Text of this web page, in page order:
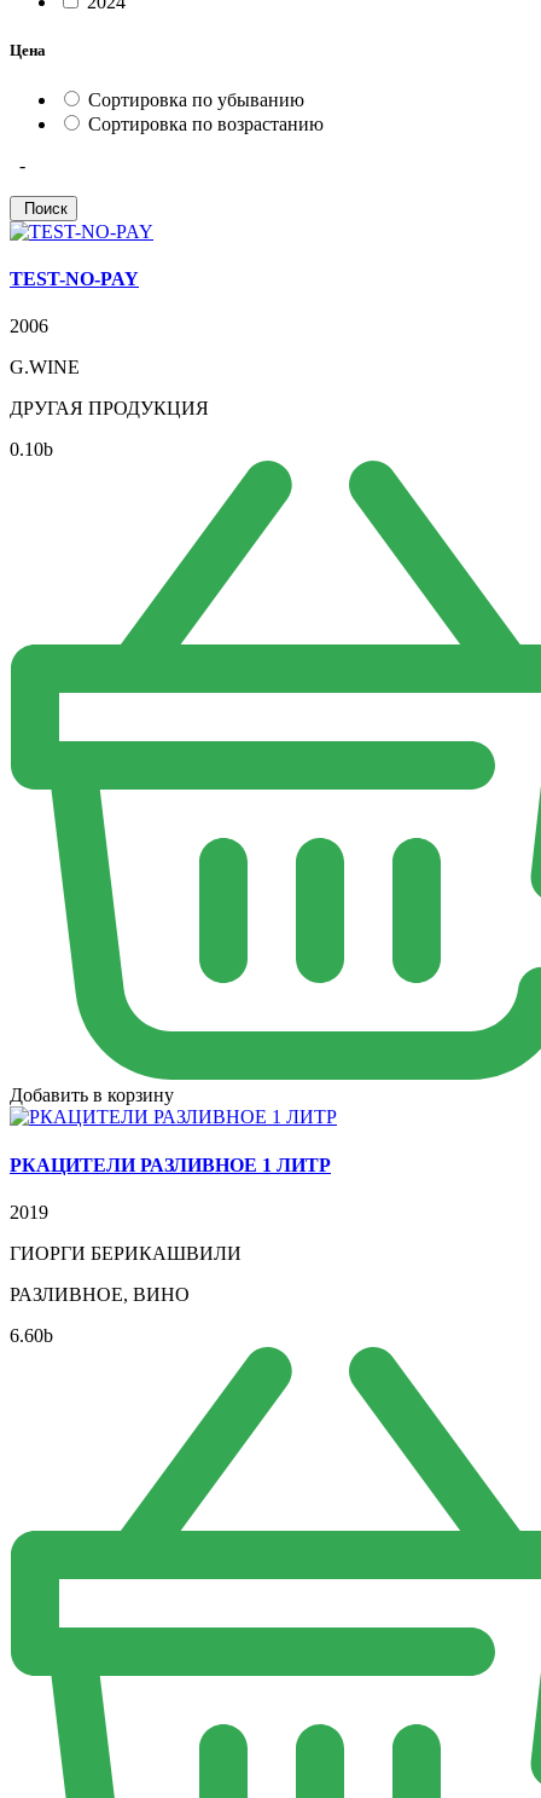
Цена
Сортировка по убыванию
Сортировка по возрастанию
-
TEST-NO-PAY
2006
G.WINE
ДРУГАЯ ПРОДУКЦИЯ
0.10b
Добавить в корзину
РКАЦИТЕЛИ РАЗЛИВНОЕ 1 ЛИТР
2019
ГИОРГИ БЕРИКАШВИЛИ
РАЗЛИВНОЕ, ВИНО
6.60b